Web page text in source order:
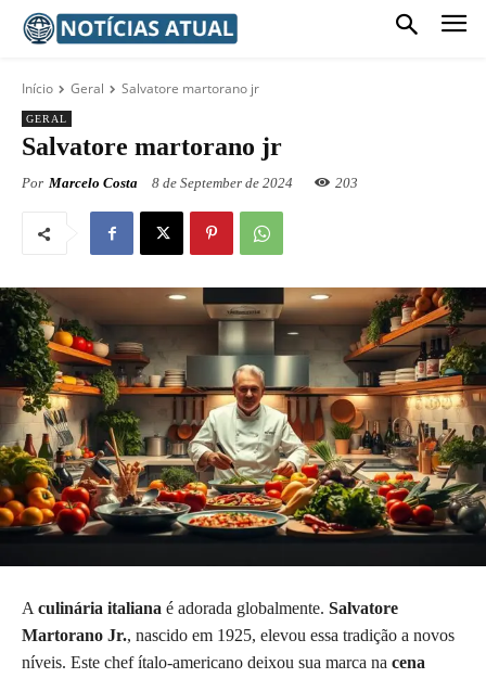
Início Geral Salvatore martorano jr
GERAL
Salvatore martorano jr
Por Marcelo Costa 8 de September de 2024 203
A culinária italiana é adorada globalmente. Salvatore
Martorano Jr., nascido em 1925, elevou essa tradição a novos
níveis. Este chef ítalo-americano deixou sua marca na cena